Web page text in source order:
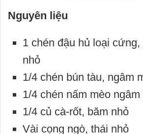
Nguyên liệu
1 chén đậu hủ loại
nhỏ
1/4 chén bún tàu, ngâm
1/4 chén nấm mèo
1/4 củ cà-rốt, băm nhỏ
Vài cọng ngò, thái nhỏ